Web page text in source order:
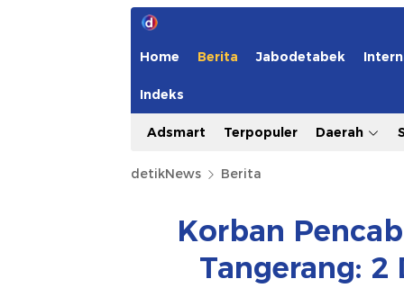
Home Berita Jabodetabek
Indeks
Adsmart Terpopuler Daerah
detikNews Berita
Korban
Tangerang: 2